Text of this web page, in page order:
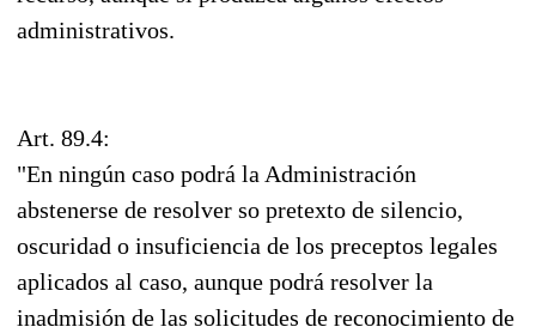
administrativos.
Art. 89.4:
"En ningún caso podrá la Administración
abstenerse de resolver so pretexto de silencio,
oscuridad o insuficiencia de los preceptos legales
aplicados al caso, aunque podrá resolver la
inadmisión de las solicitudes de reconocimiento de